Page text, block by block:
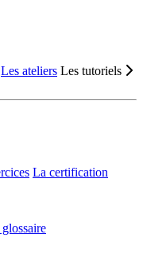
Les ateliers Les tutoriels
La certification